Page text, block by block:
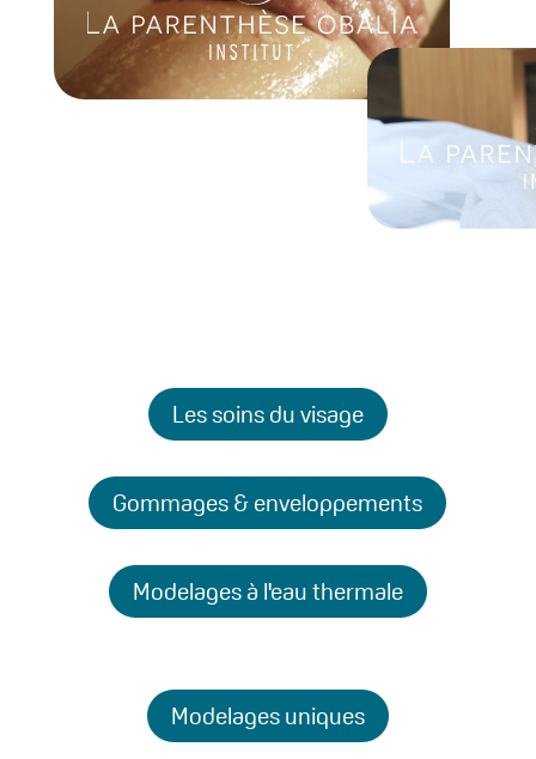
Les soins du visage
Gommages & enveloppements
Modelages à l'eau thermale
Modelages uniques